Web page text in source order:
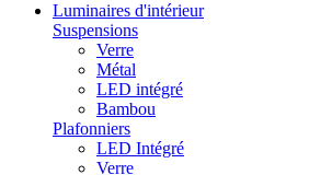
Luminaires d'intérieur
Suspensions
Verre
Métal
LED intégré
Bambou
Plafonniers
LED Intégré
Verre